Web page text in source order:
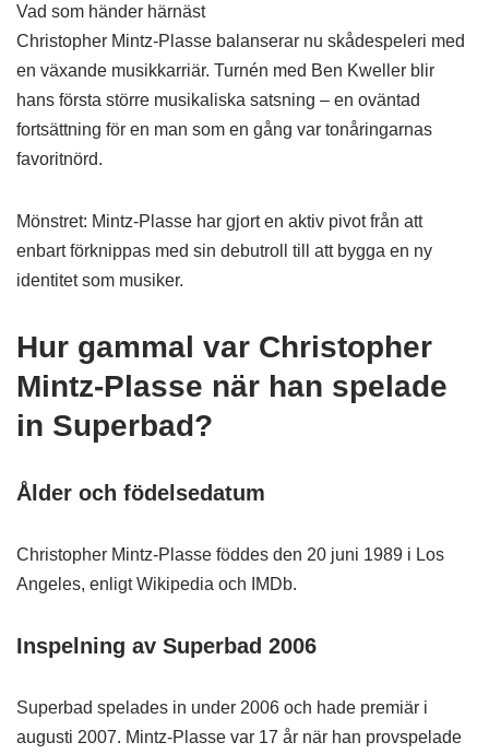
Vad som händer härnäst
Christopher Mintz-Plasse balanserar nu skådespeleri med
en växande musikkarriär. Turnén med Ben Kweller blir
hans första större musikaliska satsning – en oväntad
fortsättning för en man som en gång var tonåringarnas
favoritnörd.
Mönstret: Mintz-Plasse har gjort en aktiv pivot från att
enbart förknippas med sin debutroll till att bygga en ny
identitet som musiker.
Hur gammal var Christopher
Mintz-Plasse när han spelade
in Superbad?
Ålder och födelsedatum
Christopher Mintz-Plasse föddes den 20 juni 1989 i Los
Angeles, enligt Wikipedia och IMDb.
Inspelning av Superbad 2006
Superbad spelades in under 2006 och hade premiär i
augusti 2007. Mintz-Plasse var 17 år när han provspelade